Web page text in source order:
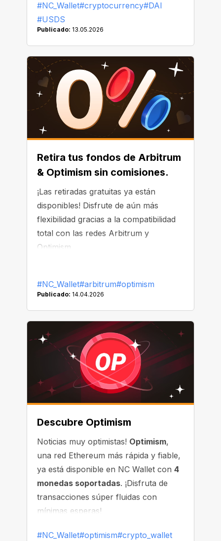
DAI de sus listados.
#NC_Wallet#cryptocurrency#DAI
#USDS
Publicado: 13.05.2026
Retira tus fondos de Arbitrum
& Optimism sin comisiones.
¡Las retiradas gratuitas ya están
disponibles! Disfrute de aún más
flexibilidad gracias a la compatibilidad
total con las redes Arbitrum y
Optimism.
#NC_Wallet#arbitrum#optimism
Publicado: 14.04.2026
Descubre Optimism
Noticias muy optimistas! Optimism,
una red Ethereum más rápida y fiable,
ya está disponible en NC Wallet con 4
monedas soportadas. ¡Disfruta de
transacciones súper fluidas con
mínimas esperas!
#NC_Wallet#optimism#crypto_wallet